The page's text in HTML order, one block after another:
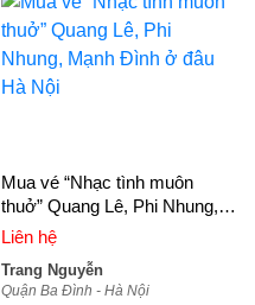
Mua vé “Nhạc tình muôn
thuở” Quang Lê, Phi Nhung,
Mạnh Đình ở đâu Hà Nội
Liên hệ
Trang Nguyễn
Quận Ba Đình - Hà Nội